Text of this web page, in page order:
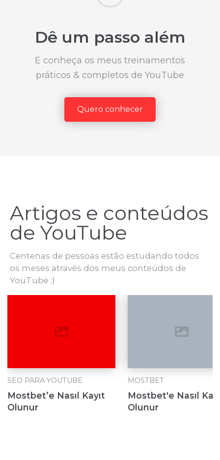
Dê um passo além
E conheça os meus treinamentos
práticos & completos de YouTube
Quero conhecer
Artigos e conteúdos
de YouTube
Centenas de pessoas estão estudando todos
os meses através dos meus conteúdos de
YouTube :)
SEO PARA YOUTUBE
Mostbet’e Nasıl Kayıt
Olunur
MOSTBET
Mostbet'e Nasıl
Olunur